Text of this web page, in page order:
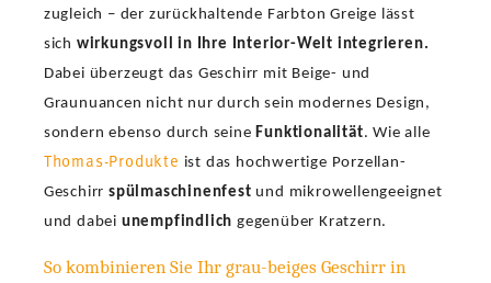
zugleich – der zurückhaltende Farbton Greige lässt
sich wirkungsvoll in Ihre Interior-Welt integrieren.
Dabei überzeugt das Geschirr mit Beige- und
Graunuancen nicht nur durch sein modernes Design,
sondern ebenso durch seine Funktionalität. Wie alle
Thomas-Produkte ist das hochwertige Porzellan-
Geschirrspülmaschinenfest und mikrowellengeeignet
und dabei unempfindlich gegenüber Kratzern.
So kombinieren Sie Ihr grau-beiges Geschirr in